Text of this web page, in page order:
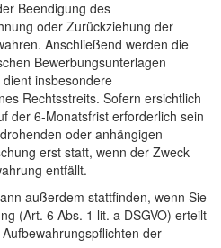
Beendigung des
oder Zurückziehung der
Anschließend werden die
Bewerbungsunterlagen
insbesondere
Rechtsstreits. Sofern ersichtlich
der 6-Monatsfrist erforderlich sein
oder anhängigen
erst statt, wenn der Zweck
entfällt.
außerdem stattfinden, wenn Sie
(Art. 6 Abs. 1 lit. a DSGVO) erteilt
der